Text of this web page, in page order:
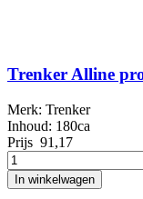
Trenker Alline
Merk: Trenker
Inhoud: 180ca
Prijs 91,17
In winkelwagen